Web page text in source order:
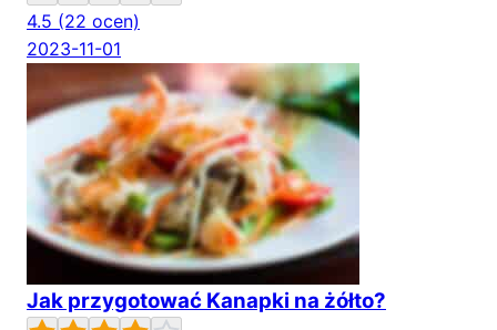
4.5 (22 ocen)
2023-11-01
Jak przygotować Kanapki na żółto?